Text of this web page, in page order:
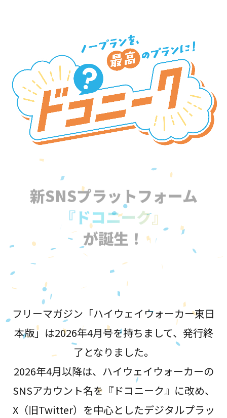
新SNSプラットフォーム
『ドコニーク』
が誕生！
フリーマガジン「ハイウェイウォーカー東日
本版」は2026年4月号を持ちまして、発行終
了となりました。
2026年4月以降は、ハイウェイウォーカーの
SNSアカウント名を『ドコニーク』に改め、
X（旧Twitter）を中心としたデジタルプラッ